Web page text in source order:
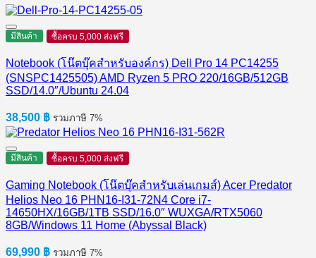
มีสินค้า ซื้อครบ 5,000 ส่งฟรี
Notebook (โน๊ตบุ๊คสำหรับองค์กร) Dell Pro 14 PC14255
(SNSPC1425505) AMD Ryzen 5 PRO 220/16GB/512GB
SSD/14.0″/Ubuntu 24.04
38,500 ฿ รวมภาษี 7%
มีสินค้า ซื้อครบ 5,000 ส่งฟรี
Gaming Notebook (โน๊ตบุ๊คสำหรับเล่นเกมส์) Acer Predator
Helios Neo 16 PHN16-I31-72N4 Core i7-
14650HX/16GB/1TB SSD/16.0″ WUXGA/RTX5060
8GB/Windows 11 Home (Abyssal Black)
69,990 ฿ รวมภาษี 7%